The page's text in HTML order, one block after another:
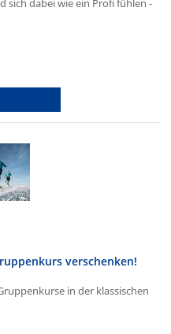
sich dabei wie ein Profi fühlen -
verschenken!
in der klassischen